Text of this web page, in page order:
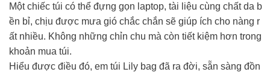
Một chiếc túi có thể đựng gọn laptop, tài liệu cùng chất da b
ền bỉ, chịu được mưa gió chắc chắn sẽ giúp ích cho nàng r
ất nhiều. Không những chỉn chu mà còn tiết kiệm hơn trong
khoản mua túi.
Hiểu được điều đó, em túi Lily bag đã ra đời, sẵn sàng đồn